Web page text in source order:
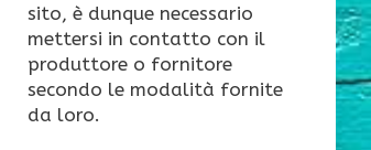
sito, è dunque necessario
mettersi in contatto con il
produttore o fornitore
secondo le modalità fornite
da loro.